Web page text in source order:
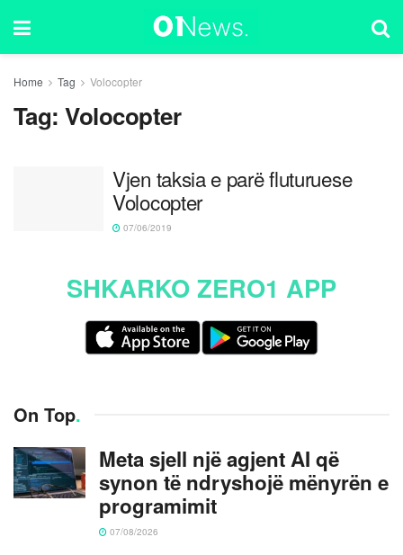
Home Tag Volocopter
Tag:Volocopter
Vjen taksia e parë fluturuese
Volocopter
07/06/2019
SHKARKO ZERO1 APP
On Top.
Meta sjell një agjent AI që
synon të ndryshojë mënyrën e
programimit
07/08/2026